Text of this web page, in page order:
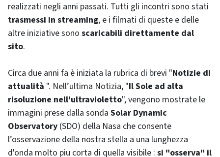
realizzati negli anni passati. Tutti gli incontri sono stati
trasmessi in streaming, e i filmati di queste e delle
altre iniziative sono scaricabili direttamente dal
sito.
Circa due anni fa è iniziata la rubrica di brevi "Notizie di
attualità ". Nell’ultima Notizia, "Il Sole ad alta
risoluzione nell'ultravioletto", vengono mostrate le
immagini prese dalla sonda Solar Dynamic
Observatory (SDO) della Nasa che consente
l’osservazione della nostra stella a una lunghezza
d'onda molto piu corta di quella visibile : si "osserva" il